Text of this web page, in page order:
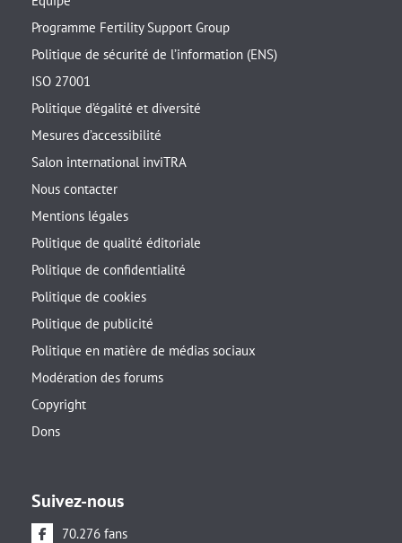
Programme Fertility Support Group
Politique de sécurité de l’information (ENS)
ISO 27001
Politique d’égalité et diversité
Mesures d’accessibilité
Salon international inviTRA
Nous contacter
Mentions légales
Politique de qualité éditoriale
Politique de confidentialité
Politique de cookies
Politique de publicité
Politique en matière de médias sociaux
Modération des forums
Copyright
Dons
Suivez-nous
70.276 fans